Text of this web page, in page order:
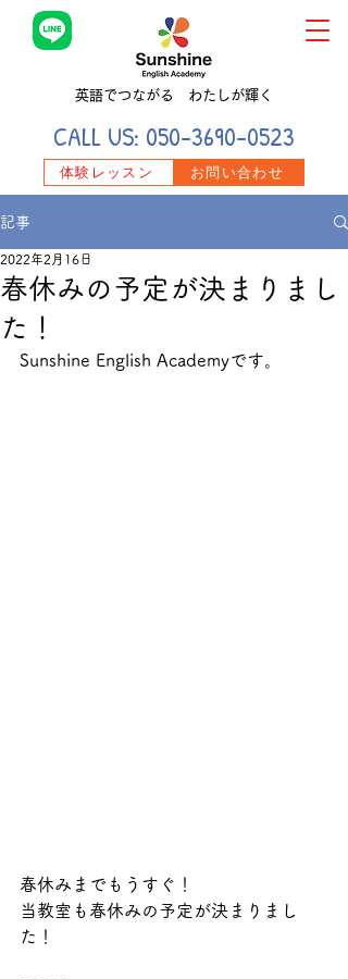
体験レッスン お問い合わせ
CALL US: 050-3690-0523
英語でつながる わたしが輝く
記事
春休みの予定が決まりまし
た！
2022年2月16日
Sunshine English Academyです。
春休みまでもうすぐ！
当教室も春休みの予定が決まりまし
た！